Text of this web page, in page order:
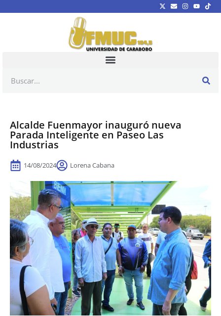
Alcalde Fuenmayor inauguró nueva
Parada Inteligente en Paseo Las
Industrias
14/08/2024 Lorena Cabana